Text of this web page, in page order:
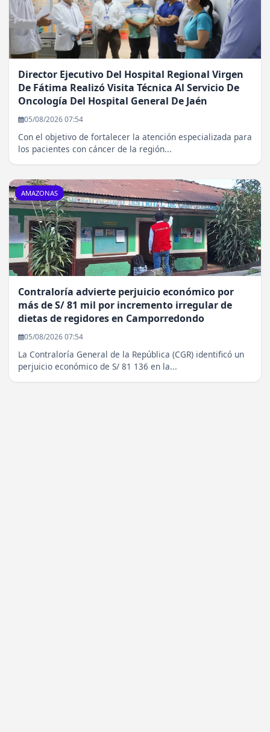
Director Ejecutivo Del Hospital Regional Virgen
De Fátima Realizó Visita Técnica Al Servicio De
Oncología Del Hospital General De Jaén
05/08/2026 07:54
Con el objetivo de fortalecer la atención especializada para
los pacientes con cáncer de la región...
AMAZONAS
Contraloría advierte perjuicio económico por
más de S/ 81 mil por incremento irregular de
dietas de regidores en Camporredondo
05/08/2026 07:54
La Contraloría General de la República (CGR) identificó un
perjuicio económico de S/ 81 136 en la...